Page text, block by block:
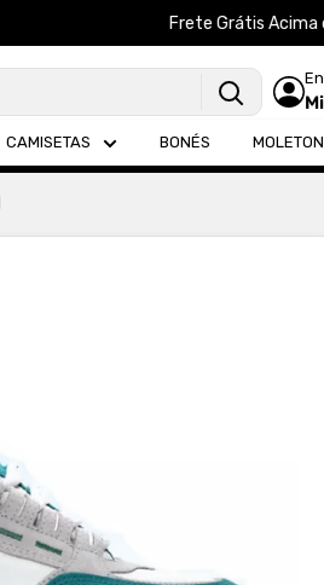
Frete Grátis Acima
CAMISETAS BONÉS